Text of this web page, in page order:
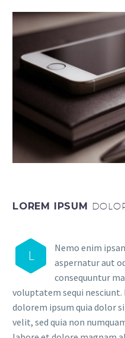
LOREM IPSUM
L
Nemo enim
aspernatur aut
consequuntur
voluptatem sequi nesciunt.
dolorem ipsum quia dolor
velit, sed quia non